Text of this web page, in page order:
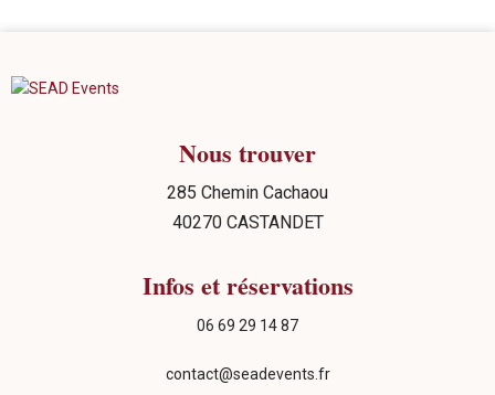
Nous trouver
285 Chemin Cachaou
40270 CASTANDET
Infos et réservations
06 69 29 14 87
contact@seadevents.fr